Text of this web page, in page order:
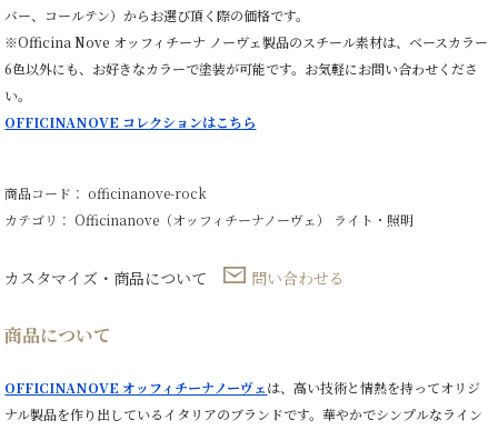
バー、コールテン）からお選び頂く際の価格です。
※Officina Nove オッフィチーナ ノーヴェ製品のスチール素材は、ベースカラー
6色以外にも、お好きなカラーで塗装が可能です。お気軽にお問い合わせくださ
い。
OFFICINANOVE コレクションはこちら
商品コード： officinanove-rock
カテゴリ： Officinanove（オッフィチーナノーヴェ） ライト・照明
カスタマイズ・商品について 問い合わせる
商品について
OFFICINANOVE オッフィチーナノーヴェは、高い技術と情熱を持ってオリジ
ナル製品を作り出しているイタリアのブランドです。華やかでシンプルなライン